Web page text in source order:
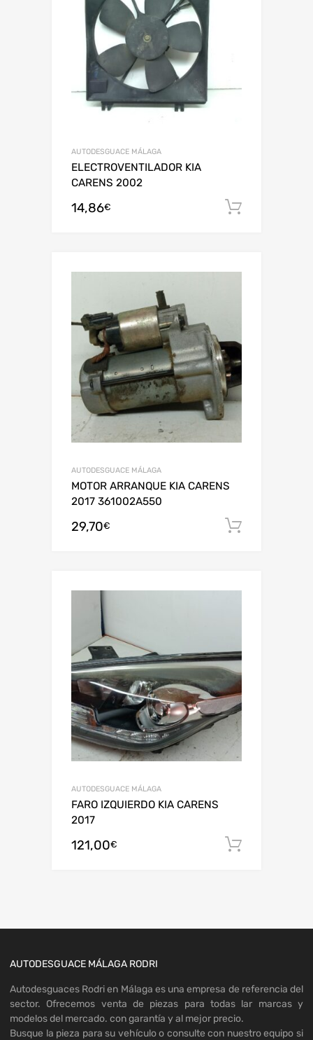
AUTODESGUACE MÁLAGA
ELECTROVENTILADOR KIA
CARENS 2002
14,86€
AUTODESGUACE MÁLAGA
MOTOR ARRANQUE KIA CARENS
2017 361002A550
29,70€
AUTODESGUACE MÁLAGA
FARO IZQUIERDO KIA CARENS
2017
121,00€
AUTODESGUACE MÁLAGA RODRI
Autodesguaces Rodri en Málaga es una empresa de referencia del
sector. Ofrecemos venta de piezas para todas lar marcas y
modelos del mercado. con garantía y al mejor precio.
Busque la pieza para su vehículo o consulte con nuestro equipo si